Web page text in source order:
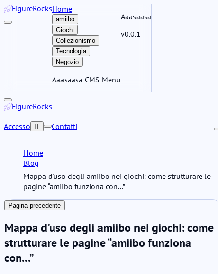
FigureRocksHome
amiibo
Giochi
Collezionismo
Tecnologia
Negozio
Aaasaasa CMS Menu
Aaasaasa
v0.0.1
FigureRocks
Accesso IT Contatti
Home
Blog
Mappa d'uso degli amiibo nei giochi: come strutturare le
pagine “amiibo funziona con...”
Pagina precedente
Mappa d'uso degli amiibo nei giochi: come
strutturare le pagine “amiibo funziona
con...”